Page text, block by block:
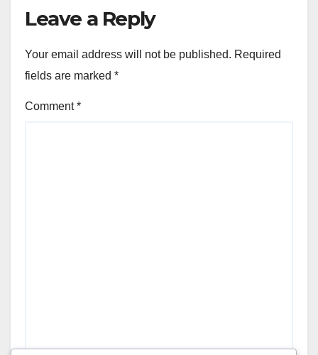
Leave a Reply
Your email address will not be published. Required
fields are marked *
Comment*